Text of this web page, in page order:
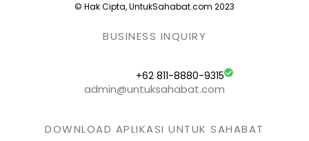
© Hak Cipta, UntukSahabat.com 2023
BUSINESS INQUIRY
+62 811-8880-9315
admin@untuksahabat.com
DOWNLOAD APLIKASI UNTUK SAHABAT